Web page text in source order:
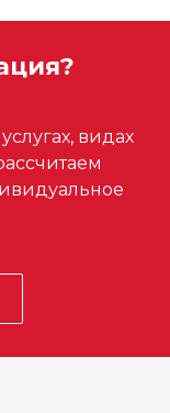
видах